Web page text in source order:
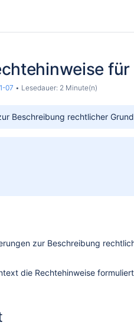
07 Lesedauer: 2 Minute(n)
Beschreibung rechtlicher
zur Beschreibung
die Rechtehinweise